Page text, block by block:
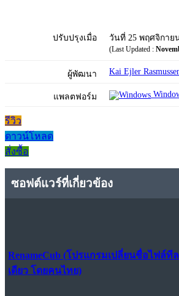
ปรับปรุงเมื่อ วันที่ 25 พฤศจิกาย
(Last Updated :
ผู้พัฒนา Kai Ejler
แพลตฟอร์ม
รีวิว
ดาวน์โหลด
สั่งซื้อ
ซอฟต์แวร์ที่เกี่ยวข้อง
RenameCub (โปรแกรมเปลี่ยนชื่อไฟล์ที
เดียว โดยคนไทย)